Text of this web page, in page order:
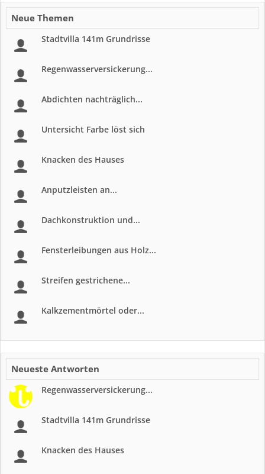
Neue Themen
Stadtvilla 141m Grundrisse
Regenwasserversickerung...
Abdichten nachträglich...
Untersicht Farbe löst sich
Knacken des Hauses
Anputzleisten an...
Dachkonstruktion und...
Fensterleibungen aus Holz...
Streifen gestrichene...
Kalkzementmörtel oder...
Neueste Antworten
Regenwasserversickerung...
Stadtvilla 141m Grundrisse
Knacken des Hauses